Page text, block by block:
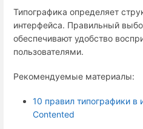
Типографика определяет
интерфейса. Правильный
обеспечивают удобство
пользователями.
Рекомендуемые материалы:
10 правил типографики
Contented